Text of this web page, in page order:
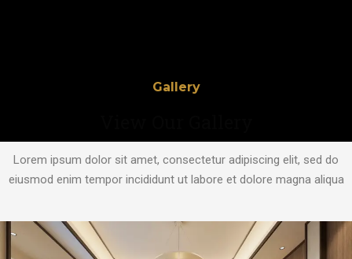
Gallery
Lorem ipsum dolor sit amet, consectetur adipiscing elit, sed do
eiusmod enim tempor incididunt ut labore et dolore magna aliqua